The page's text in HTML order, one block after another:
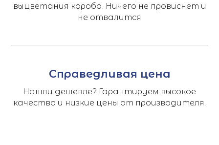
выцветания короба. Ничего не провиснет и
не отвалится
Справедливая цена
Нашли дешевле? Гарантируем высокое
качество и низкие цены от производителя.